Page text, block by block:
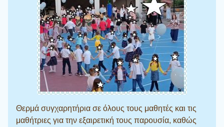
Θερμά συγχαρητήρια σε όλους τους μαθητές και τις
μαθήτριες για την εξαιρετική τους παρουσία, καθώς